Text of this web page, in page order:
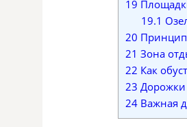
19
19.1
20
21 Зона
22 Как
23
24 Важная